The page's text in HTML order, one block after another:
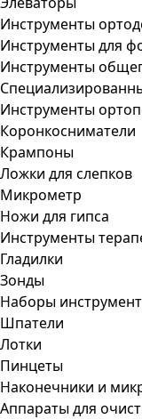
Инструменты
Инструменты для
Инструменты
Инструменты
Коронкосниматели
Крампоны
Ложки для слепков
Микрометр
Ножи для гипса
Инструменты
Гладилки
Зонды
Наборы
Шпатели
Лотки
Пинцеты
Наконечники и
Аппараты для